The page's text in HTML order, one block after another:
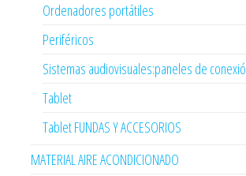
Ordenadores portátiles
Periféricos
Sistemas audiovisuales:paneles de
Tablet
Tablet FUNDAS Y ACCESORIOS
MATERIAL AIRE ACONDICIONADO